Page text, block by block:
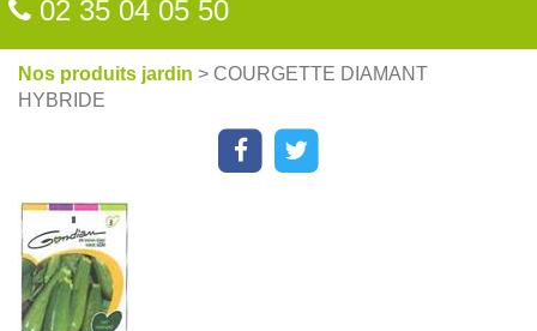
02 35 04 05 50
Nos produits jardin > COURGETTE DIAMANT
HYBRIDE